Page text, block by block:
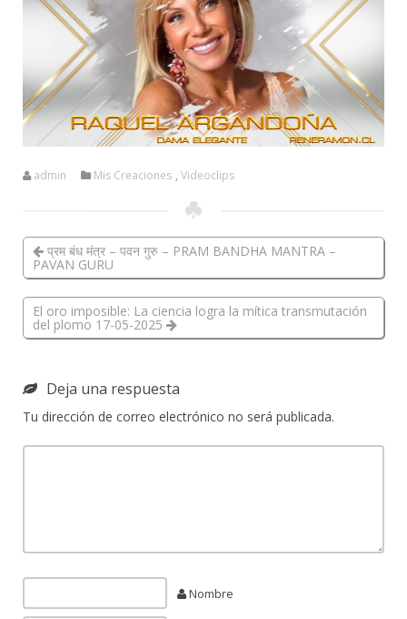
admin Mis Creaciones , Videoclips
प्रम बंध मंत्र – पवन गुरु – PRAM BANDHA MANTRA –
PAVAN GURU
El oro imposible: La ciencia logra la mítica transmutación
del plomo 17-05-2025
Deja una respuesta
Tu dirección de correo electrónico no será publicada.
Nombre